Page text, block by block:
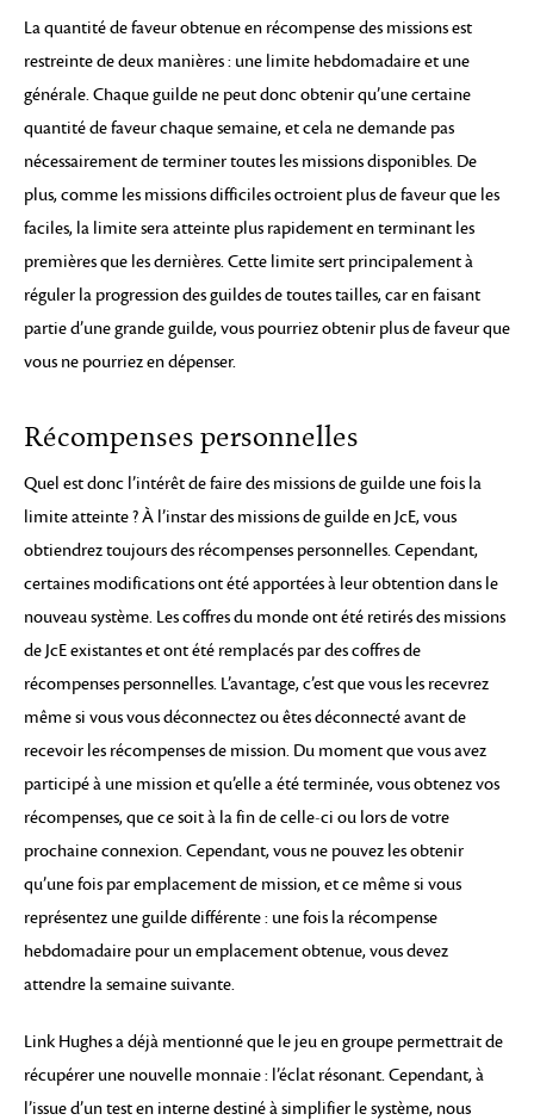
La quantité de faveur obtenue en récompense des missions est
restreinte de deux manières : une limite hebdomadaire et une
générale. Chaque guilde ne peut donc obtenir qu’une certaine
quantité de faveur chaque semaine, et cela ne demande pas
nécessairement de terminer toutes les missions disponibles. De
plus, comme les missions difficiles octroient plus de faveur que les
faciles, la limite sera atteinte plus rapidement en terminant les
premières que les dernières. Cette limite sert principalement à
réguler la progression des guildes de toutes tailles, car en faisant
partie d’une grande guilde, vous pourriez obtenir plus de faveur que
vous ne pourriez en dépenser.
Récompenses personnelles
Quel est donc l’intérêt de faire des missions de guilde une fois la
limite atteinte ? À l’instar des missions de guilde en JcE, vous
obtiendrez toujours des récompenses personnelles. Cependant,
certaines modifications ont été apportées à leur obtention dans le
nouveau système. Les coffres du monde ont été retirés des missions
de JcE existantes et ont été remplacés par des coffres de
récompenses personnelles. L’avantage, c’est que vous les recevrez
même si vous vous déconnectez ou êtes déconnecté avant de
recevoir les récompenses de mission. Du moment que vous avez
participé à une mission et qu’elle a été terminée, vous obtenez vos
récompenses, que ce soit à la fin de celle-ci ou lors de votre
prochaine connexion. Cependant, vous ne pouvez les obtenir
qu’une fois par emplacement de mission, et ce même si vous
représentez une guilde différente : une fois la récompense
hebdomadaire pour un emplacement obtenue, vous devez
attendre la semaine suivante.
Link Hughes a déjà mentionné que le jeu en groupe permettrait de
récupérer une nouvelle monnaie : l’éclat résonant. Cependant, à
l’issue d’un test en interne destiné à simplifier le système, nous